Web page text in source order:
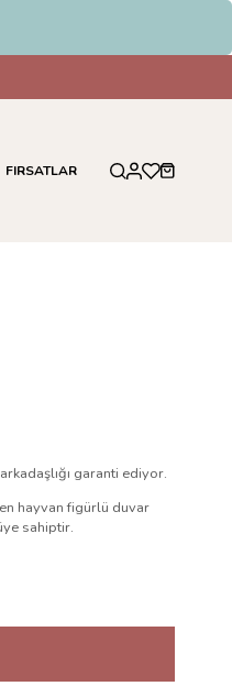
FIRSATLAR
garanti ediyor.
hayvan figürlü duvar
sahiptir.